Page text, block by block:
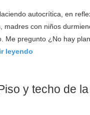
autocrítica, en
madres con niños
Me pregunto ¿No hay
leyendo
y techo de